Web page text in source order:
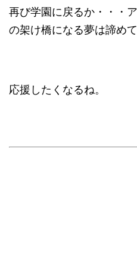
再び学園に戻るか・・・
の架け橋になる夢は諦め
応援したくなるね。